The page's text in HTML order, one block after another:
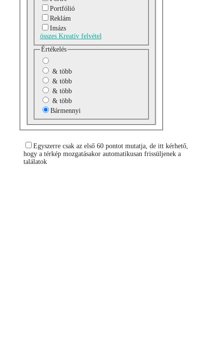
Portfólió
Reklám
Imázs
összes Kreatív felvétel
Értékelés
& több
& több
& több
& több
Bármennyi
Egyszerre csak az első 60 pontot mutatja, de itt kérhető,
hogy a térkép mozgatásakor automatikusan frissüljenek a
találatok